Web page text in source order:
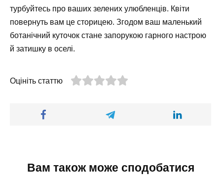
турбуйтесь про ваших зелених улюбленців. Квіти
повернуть вам це сторицею. Згодом ваш маленький
ботанічний куточок стане запорукою гарного настрою
й затишку в оселі.
Оцініть статтю
Вам також може сподобатися